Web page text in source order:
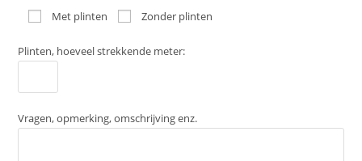
Met plinten Zonder plinten
Plinten, hoeveel strekkende meter:
Vragen, opmerking, omschrijving enz.